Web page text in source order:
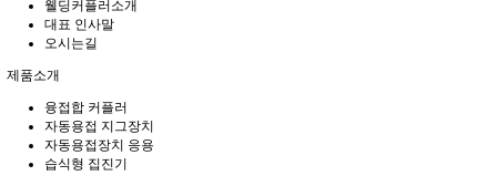
웰딩커플러소개
대표 인사말
오시는길
제품소개
융접합 커플러
자동용접 지그장치
자동용접장치 응용
습식형 집진기